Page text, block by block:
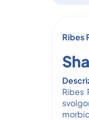
Ribes
Ribes